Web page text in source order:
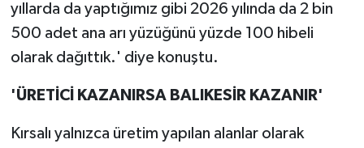
yıllarda da yaptığımız gibi 2026 yılında da 2 bin
500 adet ana arı yüzüğünü yüzde 100 hibeli
olarak dağıttık.' diye konuştu.
'ÜRETİCİ KAZANIRSA BALIKESİR KAZANIR'
Kırsalı yalnızca üretim yapılan alanlar olarak